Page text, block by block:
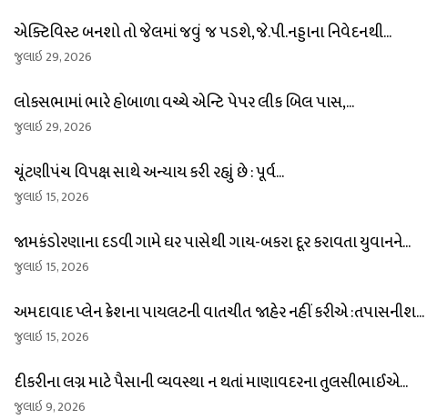
એક્ટિવિસ્ટ બનશો તો જેલમાં જવું જ પડશે, જે.પી.નડ્ડાના નિવેદનથી...
જુલાઇ 29, 2026
લોકસભામાં ભારે હોબાળા વચ્ચે એન્ટિ પેપર લીક બિલ પાસ,...
જુલાઇ 29, 2026
ચૂંટણીપંચ વિપક્ષ સાથે અન્યાય કરી રહ્યું છે : પૂર્વ...
જુલાઇ 15, 2026
જામકંડોરણાના દડવી ગામે ઘર પાસેથી ગાય-બકરા દૂર કરાવતા યુવાનને...
જુલાઇ 15, 2026
અમદાવાદ પ્લેન ક્રેશના પાયલટની વાતચીત જાહેર નહીં કરીએ :તપાસનીશ...
જુલાઇ 15, 2026
દીકરીના લગ્ન માટે પૈસાની વ્યવસ્થા ન થતાં માણાવદરના તુલસીભાઈએ...
જુલાઇ 9, 2026